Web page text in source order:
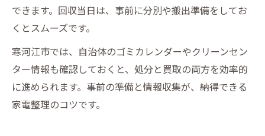
できます。回収当日は、事前に分別や搬出準備をしてお
くとスムーズです。
寒河江市では、自治体のゴミカレンダーやクリーンセン
ター情報も確認しておくと、処分と買取の両方を効率的
に進められます。事前の準備と情報収集が、納得できる
家電整理のコツです。